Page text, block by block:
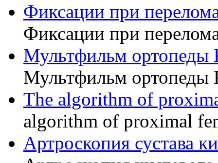
Фиксации при
Фиксации при
Мультфильм ортопеды
Мультфильм ортопеды
The algorithm of
algorithm of proximal
Артроскопия сустава